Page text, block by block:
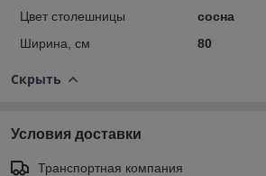
Цвет столешницы
сосна
Ширина, см
80
Скрыть
Условия доставки
Транспортная компания